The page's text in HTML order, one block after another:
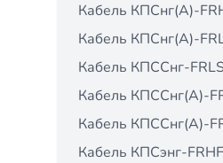
Кабель КПСнг(А)-
Кабель КПСнг(А)-
Кабель КПССнг-FRLS
Кабель КПССнг(А)-
Кабель КПССнг(А)-
Кабель КПСэнг-FRHF